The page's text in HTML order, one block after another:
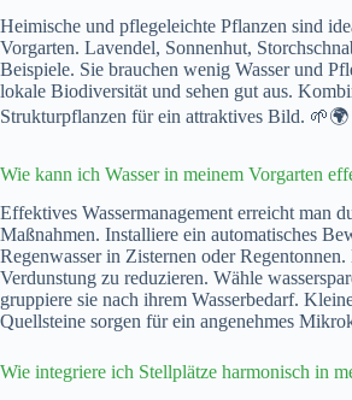
Heimische und pflegeleichte Pflanzen sind
Vorgarten. Lavendel, Sonnenhut,
Beispiele. Sie brauchen wenig Wasser und
lokale Biodiversität und sehen gut aus.
Strukturpflanzen für ein attraktives Bild. 🌱🌍
Wie kann ich Wasser in meinem Vorgarten
Effektives Wassermanagement erreicht man
Maßnahmen. Installiere ein automatisches
Regenwasser in Zisternen oder
Verdunstung zu reduzieren. Wähle
gruppiere sie nach ihrem Wasserbedarf.
Quellsteine sorgen für ein angenehmes
Wie integriere ich Stellplätze harmonisch in